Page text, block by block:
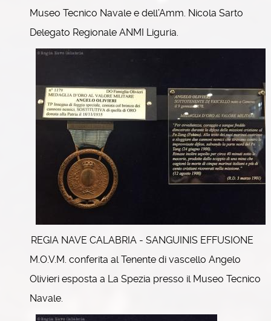
Museo Tecnico Navale e dell’Amm. Nicola Sarto
Delegato Regionale ANMI Liguria.
REGIA NAVE CALABRIA - SANGUINIS EFFUSIONE
M.O.V.M. conferita al Tenente di vascello Angelo
Olivieri esposta a La Spezia presso il Museo Tecnico
Navale.